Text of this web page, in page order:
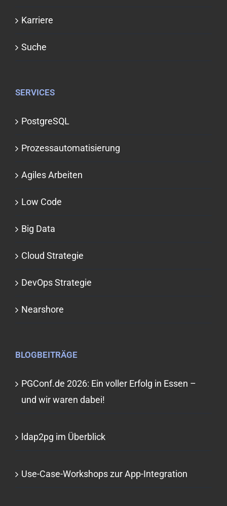
Karriere
Suche
SERVICES
PostgreSQL
Prozessauto­matisierung
Agiles Arbeiten
Low Code
Big Data
Cloud Strategie
DevOps Strategie
Nearshore
BLOGBEITRÄGE
PGConf.de 2026: Ein voller Erfolg in Essen –
und wir waren dabei!
ldap2pg im Überblick
Use-Case-Workshops zur App-Integration